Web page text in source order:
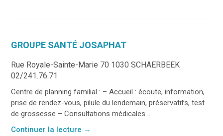
GROUPE SANTÉ JOSAPHAT
Rue Royale-Sainte-Marie 70 1030 SCHAERBEEK
02/241.76.71
Centre de planning familial : – Accueil : écoute, information,
prise de rendez-vous, pilule du lendemain, préservatifs, test
de grossesse – Consultations médicales ...
Continuer la lecture →